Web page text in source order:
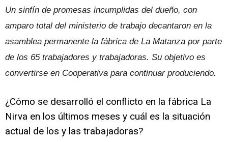
Un sinfín de promesas incumplidas del dueño, con
amparo total del ministerio de trabajo decantaron en la
asamblea permanente la fábrica de La Matanza por parte
de los 65 trabajadores y trabajadoras. Su objetivo es
convertirse en Cooperativa para continuar produciendo.
¿Cómo se desarrolló el conflicto en la fábrica La
Nirva en los últimos meses y cuál es la situación
actual de los y las trabajadoras?